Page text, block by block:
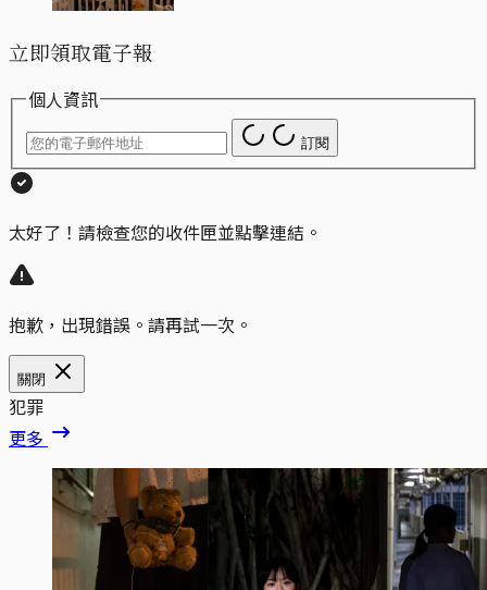
立即領取電子報
個人資訊
訂閱
太好了！請檢查您的收件匣並點擊連結。
抱歉，出現錯誤。請再試一次。
關閉
犯罪
更多